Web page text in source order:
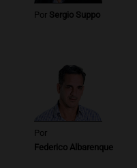
Por Sergio Suppo
Por
Federico Albarenque